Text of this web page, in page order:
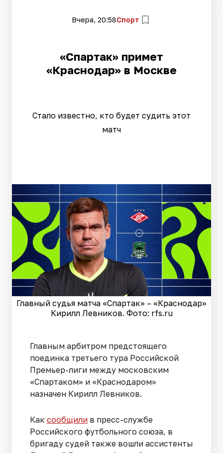
Вчера, 20:58Спорт
«Спартак» примет
«Краснодар» в Москве
Стало известно, кто будет судить этот
матч
Главный судья матча «Спартак» – «Краснодар»
Кирилл Левников. Фото: rfs.ru
Главным арбитром предстоящего
поединка третьего тура Российской
Премьер-лиги между московским
«Спартаком» и «Краснодаром»
назначен Кирилл Левников.
Как сообщили в пресс-службе
Российского футбольного союза, в
бригаду судей также вошли ассистенты